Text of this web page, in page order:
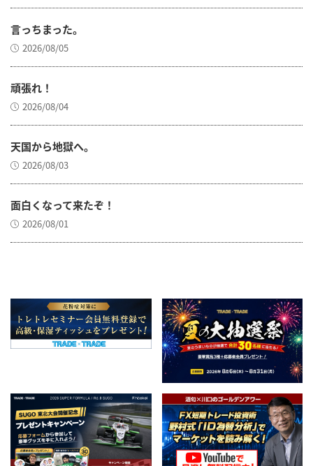
言っちまった。
2026/08/05
頑張れ！
2026/08/04
天国から地獄へ。
2026/08/03
面白くなって来たぞ！
2026/08/01